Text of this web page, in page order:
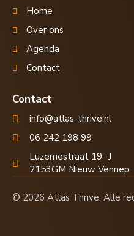
Home
Over ons
Agenda
Contact
Contact
info@atlas-thrive.nl
06 242 198 99
Luzernestraat 19- J
2153GM Nieuw Vennep
© 2026 Atlas Thrive, Alle